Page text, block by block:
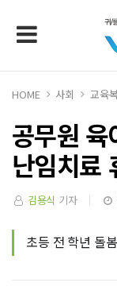
HOME 사회 교육
공무원
난임치료
김용식 기자
초등 전 학년 돌